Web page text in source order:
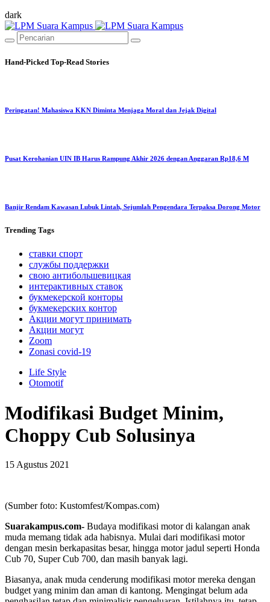
dark
Hand-Picked Top-Read Stories
Peringatan! Mahasiswa KKN Diminta Menjaga Moral dan Jejak Digital
Pusat Kerohanian UIN IB Harus Rampung Akhir 2026 dengan Anggaran Rp18,6 M
Banjir Rendam Kawasan Lubuk Lintah, Sejumlah Pengendara Terpaksa Dorong Motor
Trending Tags
ставки спорт
службы поддержки
свою антибольшевицкая
интерактивных ставок
букмекерской конторы
букмекерских контор
Акции могут принимать
Акции могут
Zoom
Zonasi covid-19
Life Style
Otomotif
Modifikasi Budget Minim,
Choppy Cub Solusinya
15 Agustus 2021
(Sumber foto: Kustomfest/Kompas.com)
Suarakampus.com- Budaya modifikasi motor di kalangan anak
muda memang tidak ada habisnya. Mulai dari modifikasi motor
dengan mesin berkapasitas besar, hingga motor jadul seperti Honda
Cub 70, Super Cub 700, dan masih banyak lagi.
Biasanya, anak muda cenderung modifikasi motor mereka dengan
budget yang minim dan aman di kantong. Mengingat belum ada